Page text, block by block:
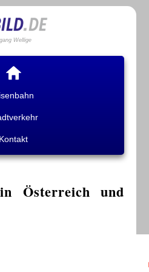
Wellige
Kontakt
Österreich und